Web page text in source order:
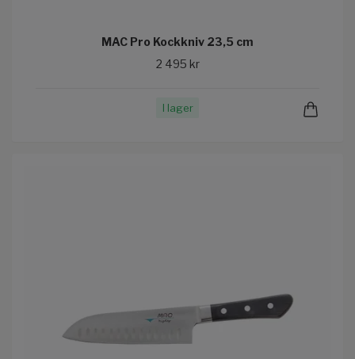
MAC Pro Kockkniv 23,5 cm
2 495 kr
I lager